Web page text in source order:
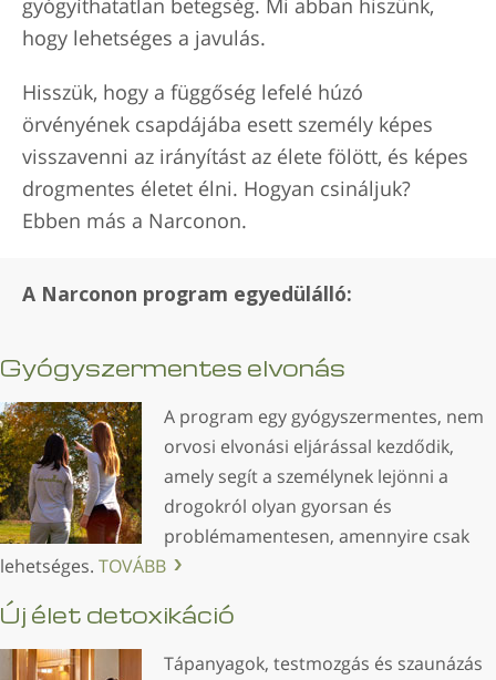
gyógyíthatatlan betegség. Mi abban hiszünk,
hogy lehetséges a javulás.
Hisszük, hogy a függőség lefelé húzó
örvényének csapdájába esett személy képes
visszavenni az irányítást az élete fölött, és képes
drogmentes életet élni. Hogyan csináljuk?
Ebben más a Narconon.
A Narconon program egyedülálló:
Gyógyszermentes elvonás
A program egy gyógyszermentes, nem
orvosi elvonási eljárással kezdődik,
amely segít a személynek lejönni a
drogokról olyan gyorsan és
problémamentesen, amennyire csak
lehetséges. TOVÁBB
Új élet detoxikáció
Tápanyagok, testmozgás és szaunázás